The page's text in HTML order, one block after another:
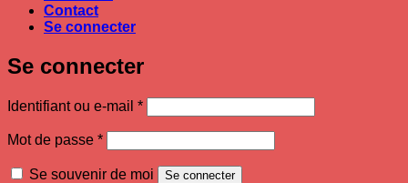
Contact
Se connecter
Se connecter
Identifiant ou e-mail *Obligatoire
Mot de passe *Obligatoire
Se souvenir de moi Se connecter